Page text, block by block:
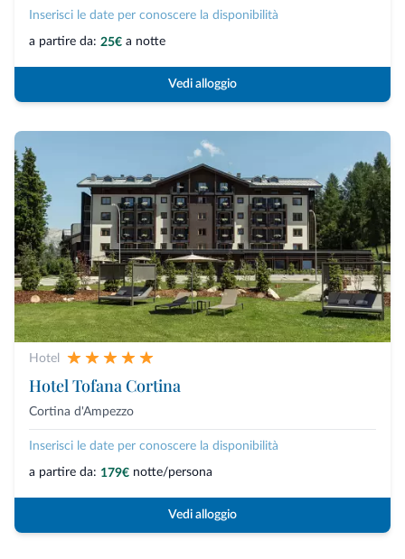
Inserisci le date per conoscere la disponibilità
a partire da: 25€ a notte
Vedi alloggio
Hotel
Hotel Tofana Cortina
Cortina d'Ampezzo
Inserisci le date per conoscere la disponibilità
a partire da: 179€ notte/persona
Vedi alloggio